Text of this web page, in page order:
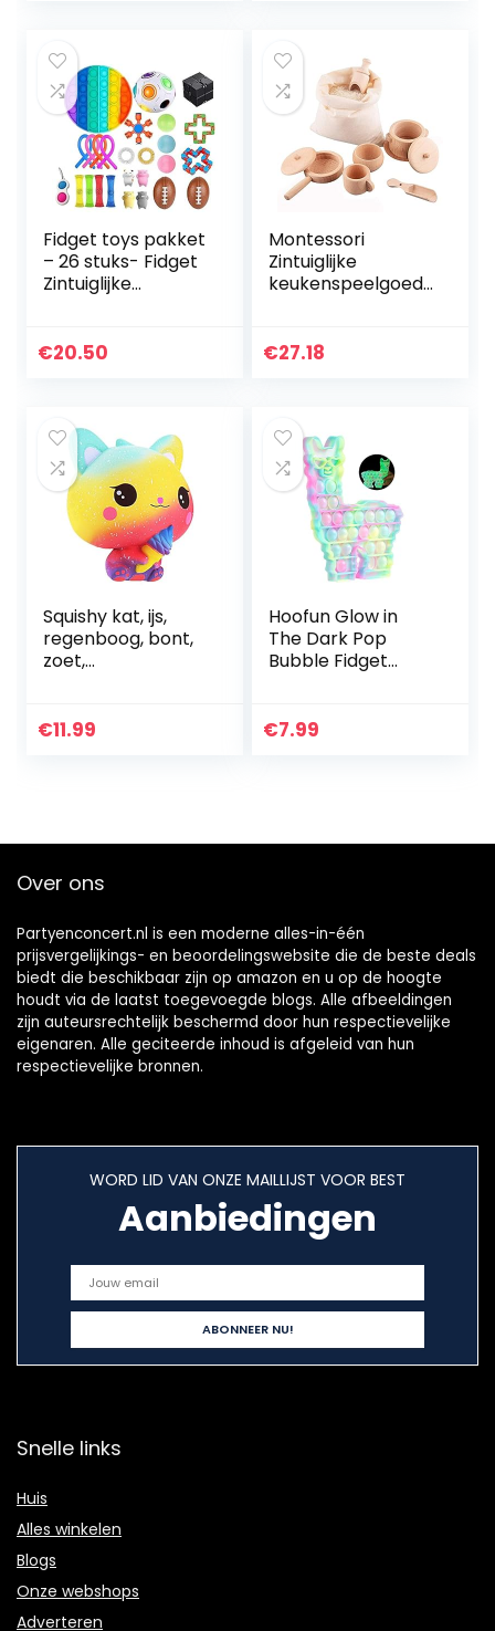
Fidget toys pakket
– 26 stuks- Fidget
Zintuiglijke
Speelgoed
€20.50
Montessori
Zintuiglijke
keukenspeelgoed,
vuilnisbak
€27.18
Squishy kat, ijs,
regenboog, bont,
zoet,
stijgende
€11.99
Hoofun Glow in
The Dark Pop
Bubble Fidget
siliconen Alpaca
€7.99
Over ons
Partyenconcert.nl is een moderne alles-in-één
prijsvergelijkings- en beoordelingswebsite die de beste deals
biedt die beschikbaar zijn op amazon en u op de hoogte
houdt via de laatst toegevoegde blogs. Alle afbeeldingen
zijn auteursrechtelijk beschermd door hun respectievelijke
eigenaren. Alle geciteerde inhoud is afgeleid van hun
respectievelijke bronnen.
WORD LID VAN ONZE MAILLIJST VOOR BEST
Aanbiedingen
Snelle links
Huis
Alles winkelen
Blogs
Onze webshops
Adverteren